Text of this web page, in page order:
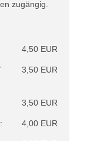
zugängig.
4,50 EUR
3,50 EUR
3,50 EUR
4,00 EUR